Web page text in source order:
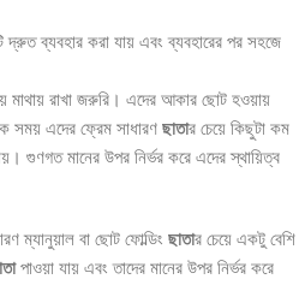
দ্রুত ব্যবহার করা যায় এবং ব্যবহারের পর সহজে
মাথায় রাখা জরুরি। এদের আকার ছোট হওয়ায়
সময় এদের ফ্রেম সাধারণ ছাতার চেয়ে কিছুটা কম
গুণগত মানের উপর নির্ভর করে এদের স্থায়িত্ব
ম্যানুয়াল বা ছোট ফোল্ডিং ছাতার চেয়ে একটু বেশি
পাওয়া যায় এবং তাদের মানের উপর নির্ভর করে